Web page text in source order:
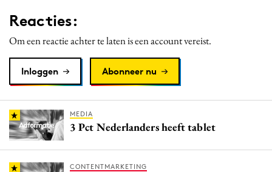
PR
Programmatic
Reputatie & crisis
Reacties:
Om een reactie achter te laten is een account vereist.
Inloggen Abonneer nu
MEDIA
3 Pct Nederlanders heeft tablet
CONTENTMARKETING